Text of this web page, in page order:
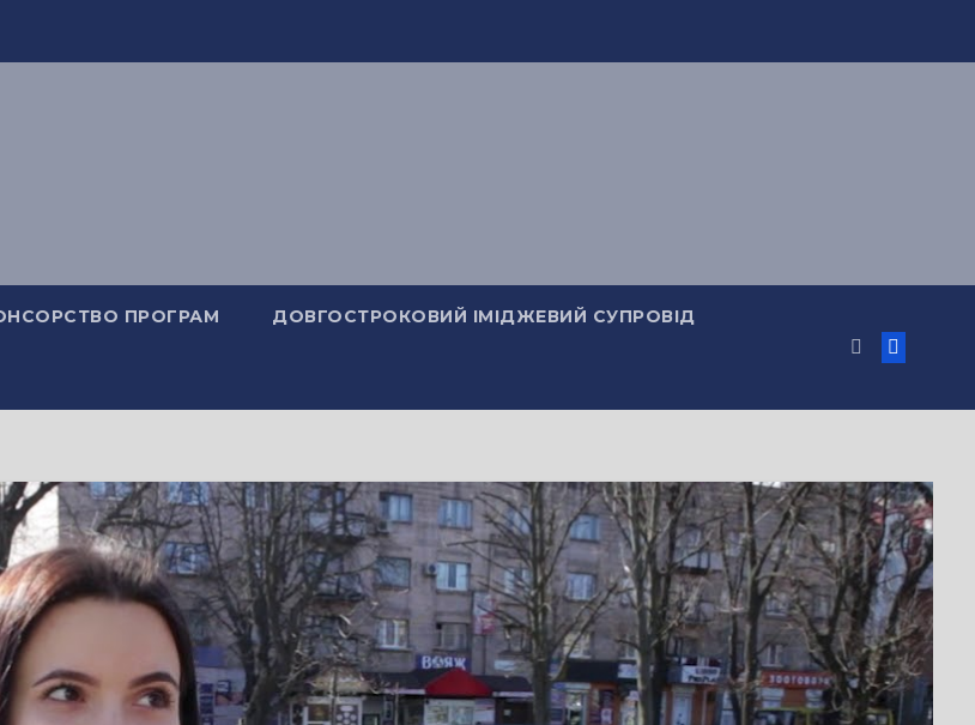
ПРОГРАМ ДОВГОСТРОКОВИЙ ІМІДЖЕВИЙ СУПРОВІД
не лякає
,#Черкаси,#Черкащани